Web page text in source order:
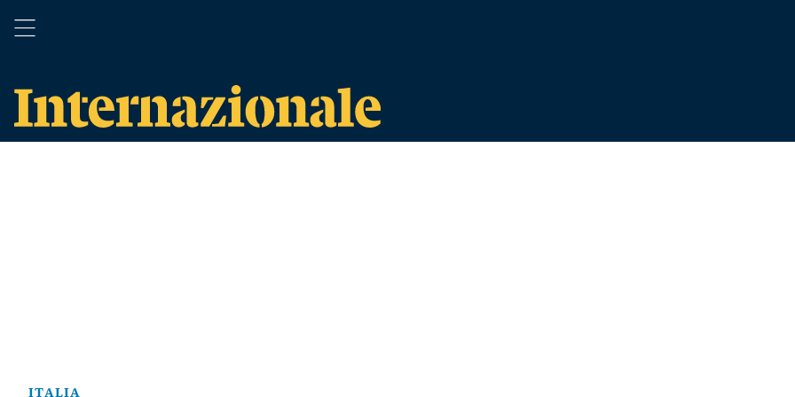
ITALIA